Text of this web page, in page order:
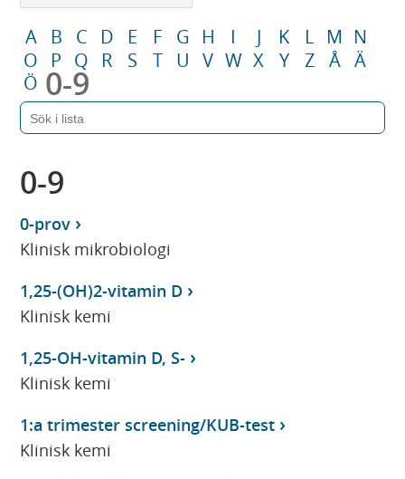
A B C D E F G H I J K L M N
O
P Q R S T U V W X Y Z Å Ä
Ö 0-9
0-9
0-prov
Klinisk mikrobiologi
1,25-(OH)2-vitamin D
Klinisk kemi
1,25-OH-vitamin D, S-
Klinisk kemi
1:a trimester screening/KUB-test
Klinisk kemi